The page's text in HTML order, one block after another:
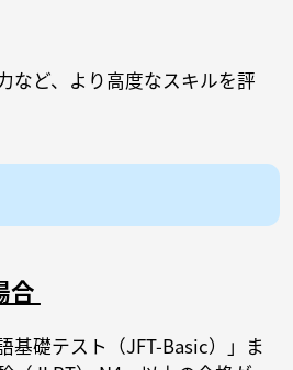
など、より高度なスキルを評
合
基礎テスト（JFT-Basic）」ま